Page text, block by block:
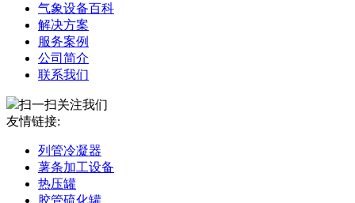
气象设备百科
解决方案
服务案例
公司简介
联系我们
扫一扫关注我们
友情链接:
列管冷凝器
薯条加工设备
热压罐